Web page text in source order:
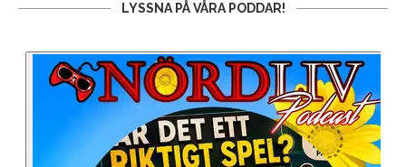
LYSSNA PÅ VÅRA PODDAR!